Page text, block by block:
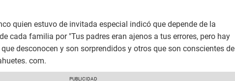
quien estuvo de invitada especial indicó que depende de la
cada familia por "Tus padres eran ajenos a tus errores, pero hay
desconocen y son sorprendidos y otros que son conscientes de
com.